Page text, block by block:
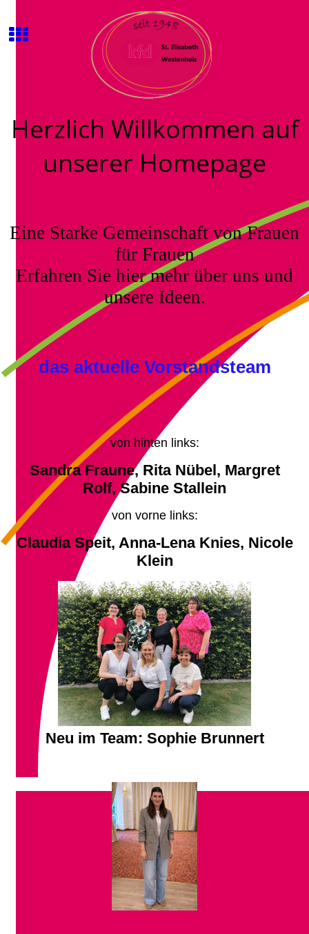
Herzlich Willkommen auf
unserer Homepage
Eine Starke Gemeinschaft von Frauen
für Frauen
Erfahren Sie hier mehr über uns und
unsere Ideen.
das aktuelle Vorstandsteam
von hinten links:
Sandra Fraune, Rita Nübel, Margret
Rolf, Sabine Stallein
von vorne links:
Claudia Speit, Anna-Lena Knies, Nicole
Klein
Neu im Team: Sophie Brunnert